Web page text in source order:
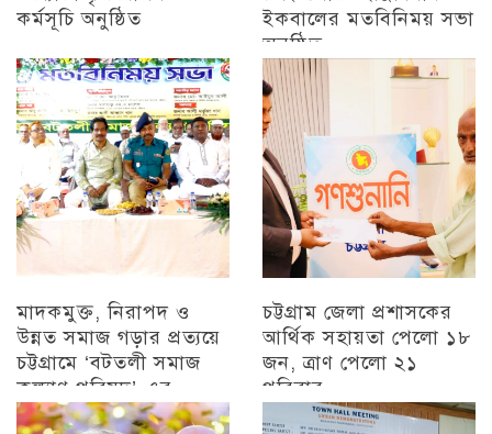
কর্মসূচি অনুষ্ঠিত
ইকবালের মতবিনিময় সভা
অনুষ্ঠিত
চট্টগ্রাম
মাদকমুক্ত, নিরাপদ ও
উন্নত সমাজ গড়ার প্রত্যয়ে
চট্টগ্রামে ‘বটতলী সমাজ
কল্যাণ পরিষদ’-এর
মতবিনিময় সভা অনুষ্ঠিত
চট্টগ্রাম জেলা প্রশাসকের
আর্থিক সহায়তা পেলো ১৮
জন, ত্রাণ পেলো ২১
পরিবার
চট্টগ্রাম